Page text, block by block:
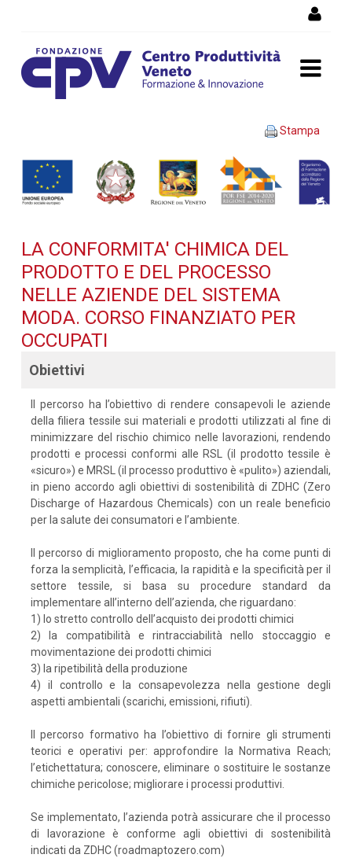
LA CONFORMITA' CHIMICA
DEL PRODOTTO E DEL
PROCESSO NELLE AZIENDE
finanziato per occupati -
Dettaglio corso di
formazione
Stampa
LA CONFORMITA' CHIMICA DEL
PRODOTTO E DEL PROCESSO
NELLE AZIENDE DEL SISTEMA
MODA. CORSO FINANZIATO PER
OCCUPATI
Obiettivi
Il percorso ha l’obiettivo di rendere consapevoli le aziende
della filiera tessile sui materiali e prodotti utilizzati al fine di
minimizzare del rischio chimico nelle lavorazioni, rendendo
prodotti e processi conformi alle RSL (il prodotto tessile è
«sicuro») e MRSL (il processo produttivo è «pulito») aziendali,
in pieno accordo agli obiettivi di sostenibilità di ZDHC (Zero
Discharge of Hazardous Chemicals) con un reale beneficio
per la salute dei consumatori e l’ambiente.
Il percorso di miglioramento proposto, che ha come punti di
forza la semplicità, l’efficacia, la rapidità e la specificità per il
settore tessile, si basa su procedure standard da
implementare all’interno dell’azienda, che riguardano:
1) lo stretto controllo dell’acquisto dei prodotti chimici
2) la compatibilità e rintracciabilità nello stoccaggio e
movimentazione dei prodotti chimici
3) la ripetibilità della produzione
4) il controllo e la consapevolezza nella gestione degli
aspetti ambientali (scarichi, emissioni, rifiuti).
Il percorso formativo ha l’obiettivo di fornire gli strumenti
teorici e operativi per: approfondire la Normativa Reach;
l’etichettatura; conoscere, eliminare o sostituire le sostanze
chimiche pericolose; migliorare i processi produttivi.
Se implementato, l’azienda potrà assicurare che il processo
di lavorazione è conforme agli obiettivi di sostenibilità
indicati da ZDHC (roadmaptozero.com)